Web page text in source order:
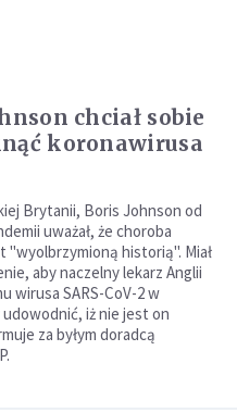
chciał sobie
koronawirusa
Brytanii, Boris Johnson od
uważał, że choroba
"wyolbrzymioną historią". Miał
aby naczelny lekarz Anglii
wirusa SARS-CoV-2 w
iż nie jest on
za byłym doradcą